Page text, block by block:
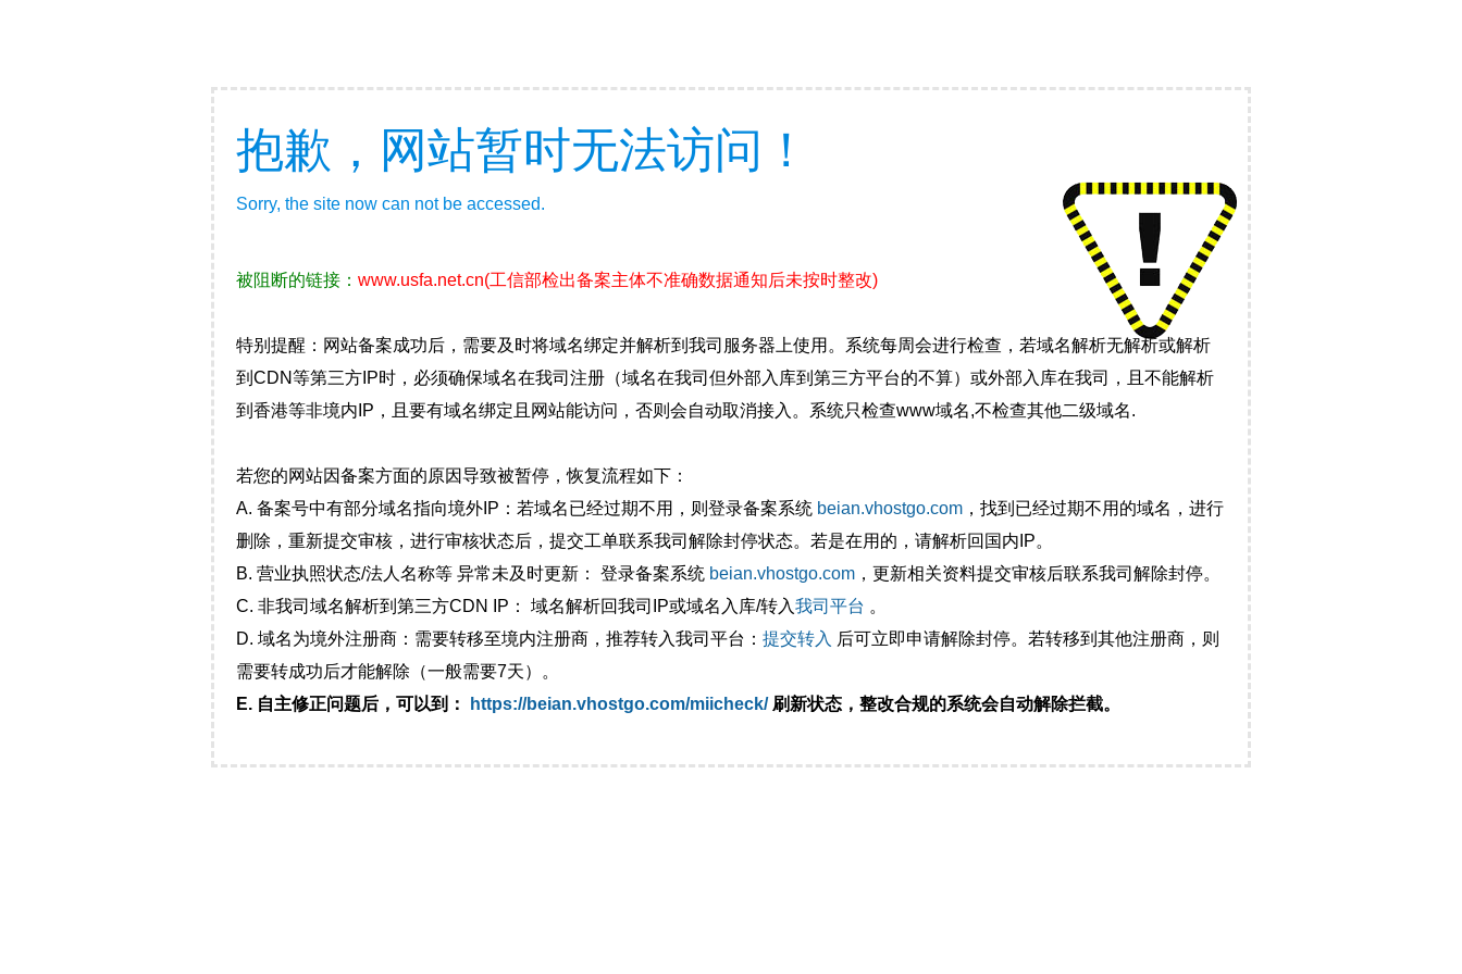
抱歉，网站暂时无法访问！
Sorry, the site now can not be accessed.
被阻断的链接： www.usfa.net.cn(工信部检出备案主体不准确数据通知后未按时整改)
特别提醒：网站备案成功后，需要及时将域名绑定并解析到我司服务器上使用。系统每周会进行检查，若域名解析无解析或解析
到CDN等第三方IP时，必须确保域名在我司注册（域名在我司但外部入库到第三方平台的不算）或外部入库在我司，且不能解析
到香港等非境内IP，且要有域名绑定且网站能访问，否则会自动取消接入。系统只检查www域名,不检查其他二级域名.
若您的网站因备案方面的原因导致被暂停，恢复流程如下：
A. 备案号中有部分域名指向境外IP：若域名已经过期不用，则登录备案系统 beian.vhostgo.com ，找到已经过期不用的域名，进行
删除，重新提交审核，进行审核状态后，提交工单联系我司解除封停状态。若是在用的，请解析回国内IP。
B. 营业执照状态/法人名称等 异常未及时更新： 登录备案系统 beian.vhostgo.com ，更新相关资料提交审核后联系我司解除封停。
C. 非我司域名解析到第三方CDN IP： 域名解析回我司IP或域名入库/转入我司平台 。
D. 域名为境外注册商：需要转移至境内注册商，推荐转入我司平台： 提交转入 后可立即申请解除封停。若转移到其他注册商，则
需要转成功后才能解除（一般需要7天）。
E. 自主修正问题后，可以到：
https://beian.vhostgo.com/miicheck/刷新状态，整改合规的系统会自动解除拦截。